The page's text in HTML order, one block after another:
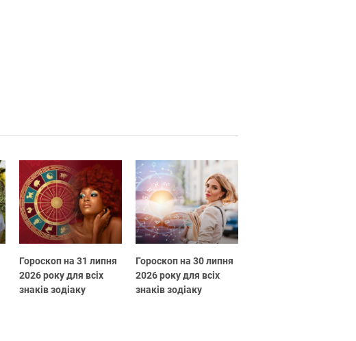
Гороскоп на 31 липня
2026 року для всіх
знаків зодіаку
Гороскоп на 30 липня
2026 року для всіх
знаків зодіаку